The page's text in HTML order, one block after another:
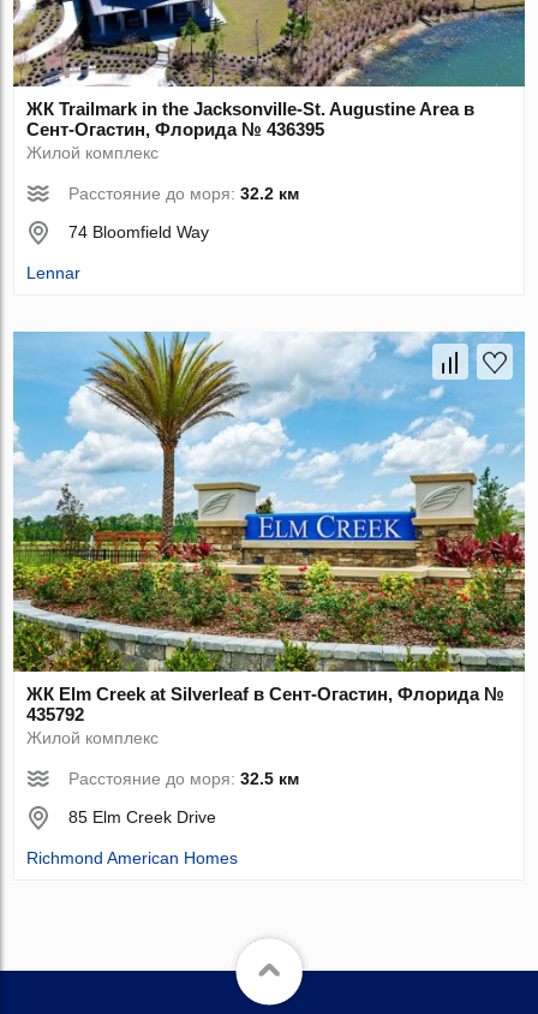
ЖК Trailmark in the Jacksonville-St. Augustine Area в
Сент-Огастин, Флорида № 436395
Жилой комплекс
Расстояние до моря:32.2 км
74 Bloomfield Way
Lennar
ЖК Elm Creek at Silverleaf в Сент-Огастин, Флорида №
435792
Жилой комплекс
Расстояние до моря:32.5 км
85 Elm Creek Drive
Richmond American Homes